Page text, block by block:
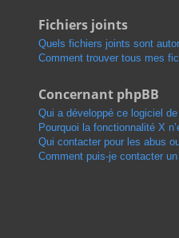
Fichiers joints
Quels fichiers joints sont
Comment trouver tous mes
Concernant phpBB
Qui a développé ce logiciel
Pourquoi la fonctionnalité X
Qui contacter pour les abus
Comment puis-je contacter